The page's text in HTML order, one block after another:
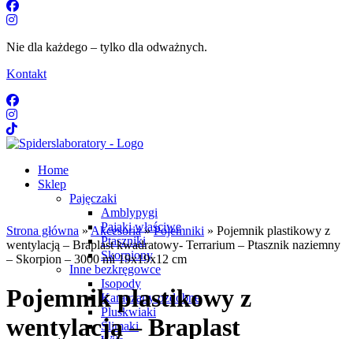
Nie dla każdego – tylko dla odważnych.
Kontakt
Home
Sklep
Pajęczaki
Amblypygi
Pająki właściwe
Ptaszniki
Skorpiony
Inne bezkręgowce
Isopody
Karaczany ozdobne
Pluskwiaki
Ślimaki
Strona główna »Akcesoria»Pojemniki » Pojemnik plastikowy z
wentylacją – Braplast kwadratowy- Terrarium – Ptasznik naziemny
– Skorpion – 3000 ml 19x19x12 cm
Pojemnik plastikowy z
wentylacją – Braplast